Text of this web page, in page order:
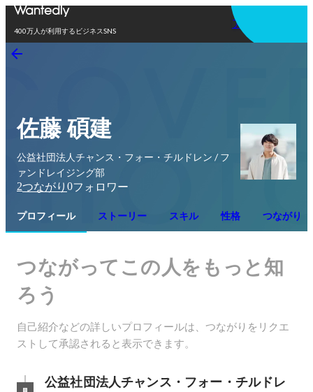
400万人が利用するビジネスSNS
アプリを使う
佐藤 碩建
公益社団法人チャンス・フォー・チルドレン / フ
ァンドレイジング部
2つながり 0フォロワー
プロフィール ストーリー スキル 性格 つながり
つながってこの人をもっと知
ろう
自己紹介などの詳しいプロフィールは、つながりをリクエ
ストして承認されると表示できます。
公益社団法人チャンス・フォー・チルドレ